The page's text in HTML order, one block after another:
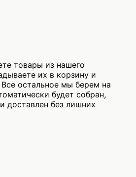
товары из нашего
их в корзину и
остальное мы берем на
будет собран,
доставлен без лишних